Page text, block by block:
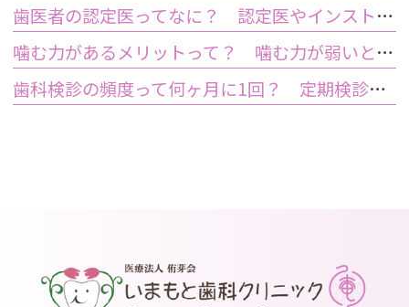
歯医者の認定医ってなに？ 認定医やインストラクターの資格を持つ歯医者のメリット
噛む力があるメリットって？ 噛む力が弱いとどうなるの？
歯科検診の頻度って何ヶ月に1回？ 定期検診って何するの？